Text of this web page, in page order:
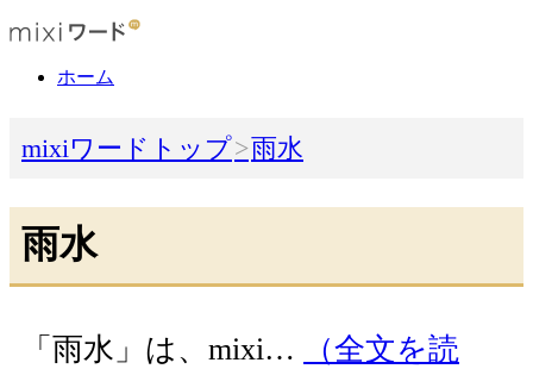
ホーム
mixiワードトップ 雨水
雨水
「雨水」は、mixi…
（全文を読